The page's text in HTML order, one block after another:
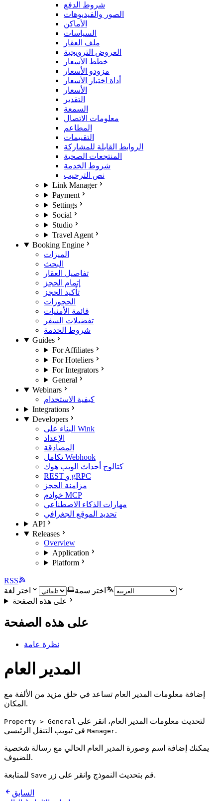
شروط الدفع
الصور والفيديوهات
الأماكن
السياسات
ملف العقار
العروض الترويجية
خطط الأسعار
مزودو الأسعار
أداة اختبار الأسعار
الأسعار
التقدير
السمعة
معلومات الاتصال
المطاعم
التقييمات
الروابط القابلة للمشاركة
المنتجعات الصحية
شروط الخدمة
نص الترحيب
Link Manager
Payment
Settings
Social
Studio
Travel Agent
Booking Engine
الميزات
البحث
تفاصيل العقار
إتمام الحجز
تأكيد الحجز
الحجوزات
قائمة الأمنيات
تفضيلات السفر
شروط الخدمة
Guides
For Affiliates
For Hoteliers
For Integrators
General
Webinars
كيفية الاستخدام
Integrations
Developers
البناء على Wink
الإعداد
المصادقة
تكامل Webhook
كتالوج أحداث الويب هوك
REST و gRPC
مزامنة الحجز
خوادم MCP
مهارات الذكاء الاصطناعي
تحديد الموقع الجغرافي
API
Releases
Overview
Application
Platform
RSS
اختر سمة
اختر لغة
على هذه الصفحة
على هذه الصفحة
نظرة عامة
المدير العام
إضافة معلومات المدير العام تساعد في خلق مزيد من الألفة مع
المكان.
لتحديث معلومات المدير العام، انقر على Property > General
Managerفي تبويب التنقل الرئيسي.
يمكنك إضافة اسم وصورة المدير العام الحالي مع رسالة شخصية
للضيوف.
قم بتحديث النموذج وانقر على زر Save للمتابعة.
السابق